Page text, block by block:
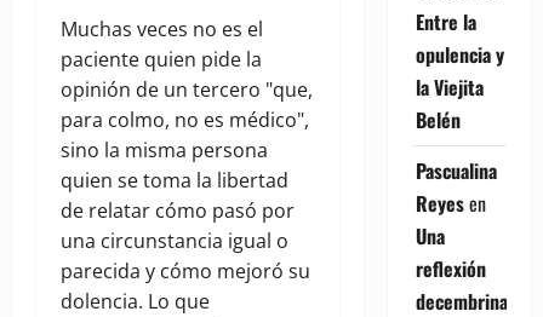
Muchas veces no es el
paciente quien pide la
opinión de un tercero "que,
para colmo, no es médico",
sino la misma persona
quien se toma la libertad
de relatar cómo pasó por
una circunstancia igual o
parecida y cómo mejoró su
dolencia. Lo que
Entre la
opulencia y
la Viejita
Belén
Pascualina
Reyesen
Una
reflexión
decembrina